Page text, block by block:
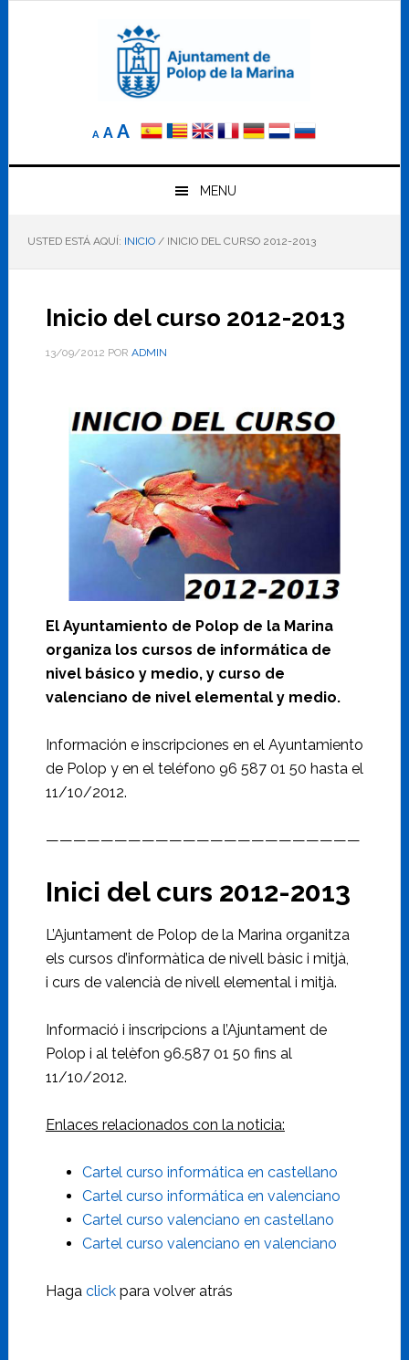
A
Reducir
elA Tamaño
AAumentar
el
tamaño
letra
MENU
USTED ESTÁ AQUÍ: INICIO /INICIO DEL CURSO 2012-2013
Inicio del curso 2012-2013
13/09/2012 POR ADMIN
El Ayuntamiento de Polop de la Marina
organiza los cursos de informática de
nivel básico y medio, y curso de
valenciano de nivel elemental y medio.
Información e inscripciones en el Ayuntamiento
de Polop y en el teléfono 96 587 01 50 hasta el
11/10/2012.
———————————————————————
Inici del curs 2012-2013
L’Ajuntament de Polop de la Marina organitza
els cursos d’informàtica de nivell bàsic i mitjà,
i curs de valencià de nivell elemental i mitjà.
Informació i inscripcions a l’Ajuntament de
Polop i al telèfon 96.587 01 50 fins al
11/10/2012.
Enlaces relacionados con la noticia:
Cartel curso informática en castellano
Cartel curso informática en valenciano
Cartel curso valenciano en castellano
Cartel curso valenciano en valenciano
Haga clickpara volver atrás